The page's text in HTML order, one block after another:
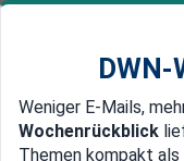
Newsticker
Edelmetalle
Weniger E-Mails,
Wochenrückblick
Themen kompakt